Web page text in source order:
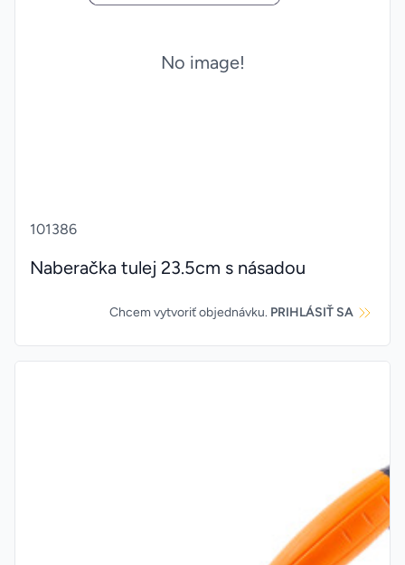
No image!
101386
Naberačka tulej 23.5cm s násadou
Chcem vytvoriť objednávku. PRIHLÁSIŤ SA